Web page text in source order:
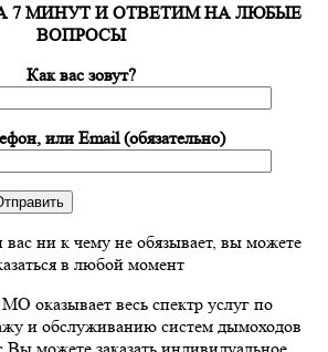
7 МИНУТ И ОТВЕТИМ НА ЛЮБЫЕ
ВОПРОСЫ
Как вас зовут?
или Email (обязательно)
вас ни к чему не обязывает, вы можете
в любой момент
оказывает весь спектр услуг по
и обслуживанию систем дымоходов
можете заказать индивидуальное